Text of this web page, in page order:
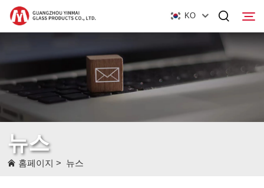
KO
제품
회사 소개
뉴스
뉴스
홈페이지 > 뉴스